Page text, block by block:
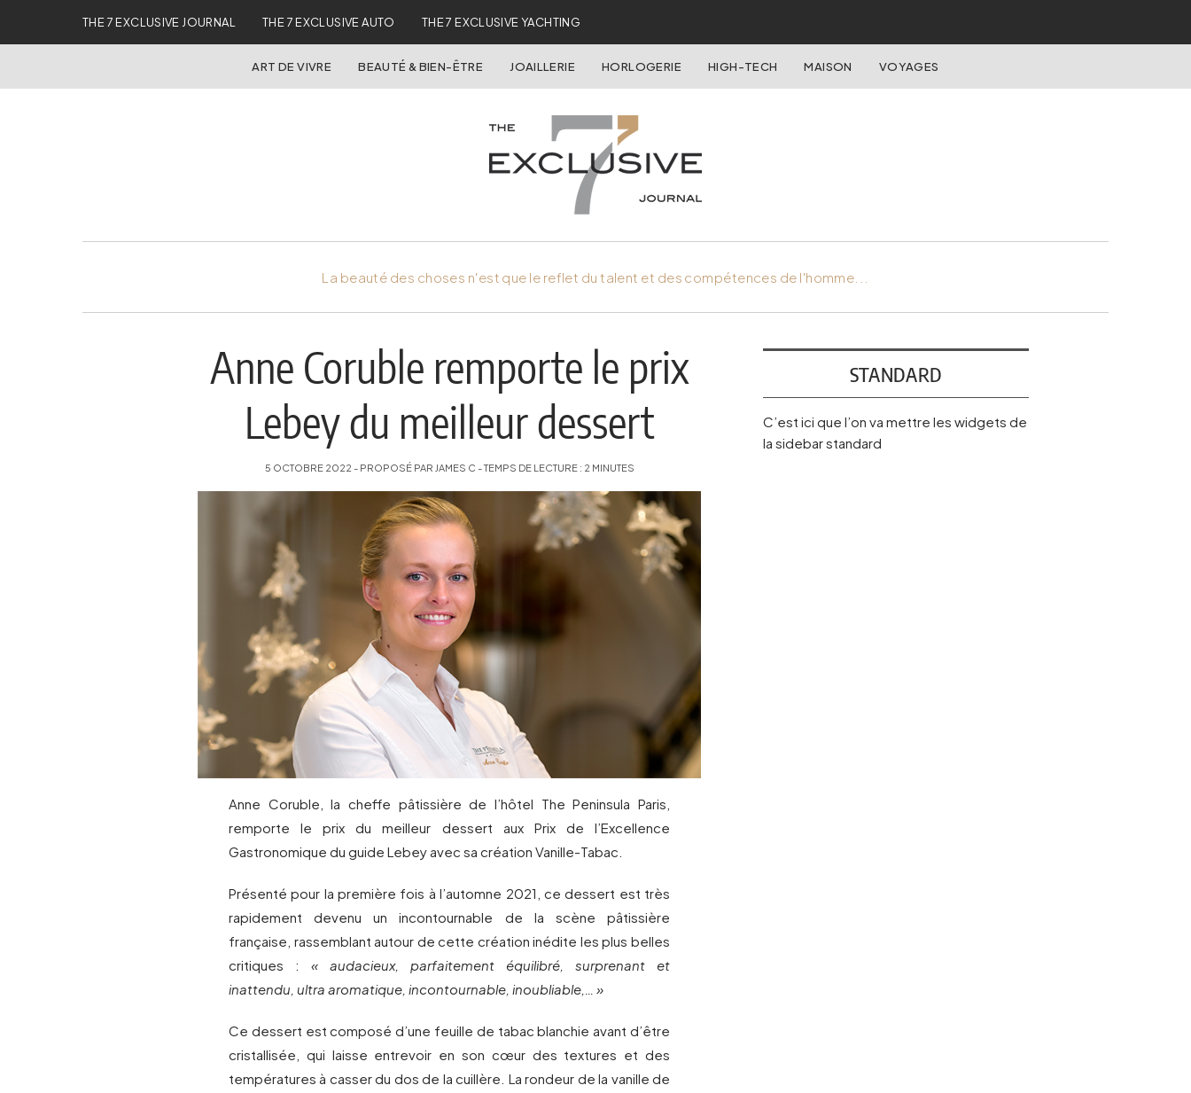
THE 7 EXCLUSIVE JOURNAL THE 7 EXCLUSIVE AUTO THE 7 EXCLUSIVE YACHTING
ART DE VIVRE BEAUTÉ & BIEN-ÊTRE JOAILLERIE HORLOGERIE HIGH-TECH MAISON VOYAGES
La beauté des choses n'est que le reflet du talent et des compétences de l'homme...
Anne Coruble remporte le prix
Lebey du meilleur dessert
5 OCTOBRE 2022 - PROPOSÉ PAR JAMES C - TEMPS DE LECTURE : 2 MINUTES
Anne Coruble, la cheffe pâtissière de l’hôtel The Peninsula Paris,
remporte le prix du meilleur dessert aux Prix de l’Excellence
Gastronomique du guide Lebey avec sa création Vanille-Tabac.
Présenté pour la première fois à l’automne 2021, ce dessert est très
rapidement devenu un incontournable de la scène pâtissière
française, rassemblant autour de cette création inédite les plus belles
critiques : « audacieux, parfaitement équilibré, surprenant et
inattendu, ultra aromatique, incontournable, inoubliable,… »
Ce dessert est composé d’une feuille de tabac blanchie avant d’être
cristallisée, qui laisse entrevoir en son cœur des textures et des
températures à casser du dos de la cuillère. La rondeur de la vanille de
STANDARD
C’est ici que l’on va mettre les widgets de
la sidebar standard